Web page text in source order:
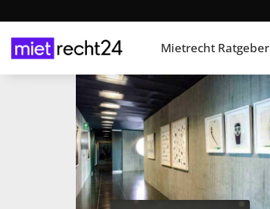
Mietrecht Ratgeber